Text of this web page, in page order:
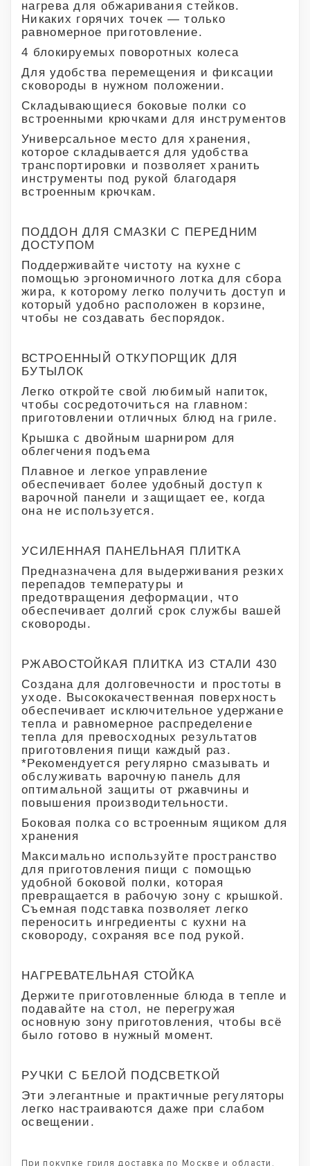
нагрева для обжаривания стейков.
Никаких горячих точек — только
равномерное приготовление.
4 блокируемых поворотных колеса
Для удобства перемещения и фиксации
сковороды в нужном положении.
Складывающиеся боковые полки со
встроенными крючками для инструментов
Универсальное место для хранения,
которое складывается для удобства
транспортировки и позволяет хранить
инструменты под рукой благодаря
встроенным крючкам.
ПОДДОН ДЛЯ СМАЗКИ С ПЕРЕДНИМ
ДОСТУПОМ
Поддерживайте чистоту на кухне с
помощью эргономичного лотка для сбора
жира, к которому легко получить доступ и
который удобно расположен в корзине,
чтобы не создавать беспорядок.
ВСТРОЕННЫЙ ОТКУПОРЩИК ДЛЯ
БУТЫЛОК
Легко откройте свой любимый напиток,
чтобы сосредоточиться на главном:
приготовлении отличных блюд на гриле.
Крышка с двойным шарниром для
облегчения подъема
Плавное и легкое управление
обеспечивает более удобный доступ к
варочной панели и защищает ее, когда
она не используется.
УСИЛЕННАЯ ПАНЕЛЬНАЯ ПЛИТКА
Предназначена для выдерживания резких
перепадов температуры и
предотвращения деформации, что
обеспечивает долгий срок службы вашей
сковороды.
РЖАВОСТОЙКАЯ ПЛИТКА ИЗ СТАЛИ 430
Создана для долговечности и простоты в
уходе. Высококачественная поверхность
обеспечивает исключительное удержание
тепла и равномерное распределение
тепла для превосходных результатов
приготовления пищи каждый раз.
*Рекомендуется регулярно смазывать и
обслуживать варочную панель для
оптимальной защиты от ржавчины и
повышения производительности.
Боковая полка со встроенным ящиком для
хранения
Максимально используйте пространство
для приготовления пищи с помощью
удобной боковой полки, которая
превращается в рабочую зону с крышкой.
Съемная подставка позволяет легко
переносить ингредиенты с кухни на
сковороду, сохраняя все под рукой.
НАГРЕВАТЕЛЬНАЯ СТОЙКА
Держите приготовленные блюда в тепле и
подавайте на стол, не перегружая
основную зону приготовления, чтобы всё
было готово в нужный момент.
РУЧКИ С БЕЛОЙ ПОДСВЕТКОЙ
Эти элегантные и практичные регуляторы
легко настраиваются даже при слабом
освещении.
При покупке гриля доставка по Москве и области,